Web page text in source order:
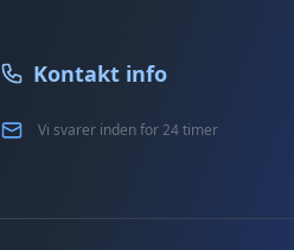
Kontakt info
Vi svarer inden for 24 timer